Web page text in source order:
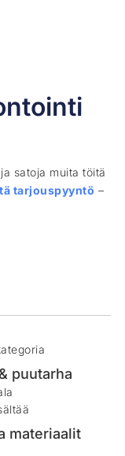
satoja muita töitä
tarjouspyyntö –
puutarha
materiaalit